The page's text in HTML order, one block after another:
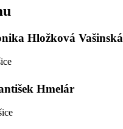
Hložková Vašinská
Hmelár